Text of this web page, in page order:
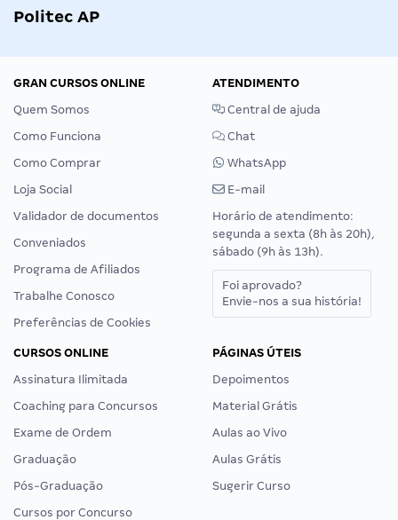
Politec AP
GRAN CURSOS ONLINE
Quem Somos
Como Funciona
Como Comprar
Loja Social
Validador de documentos
Conveniados
Programa de Afiliados
Trabalhe Conosco
Preferências de Cookies
ATENDIMENTO
Central de ajuda
Chat
WhatsApp
E-mail
Horário de atendimento:
segunda a sexta (8h às 20h),
sábado (9h às 13h).
Foi aprovado?
Envie-nos a sua história!
CURSOS ONLINE
Assinatura Ilimitada
Coaching para Concursos
Exame de Ordem
Graduação
Pós-Graduação
Cursos por Concurso
PÁGINAS ÚTEIS
Depoimentos
Material Grátis
Aulas ao Vivo
Aulas Grátis
Sugerir Curso